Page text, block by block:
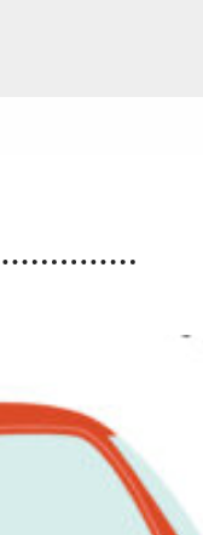
escapade à
Questembert
du jeudi 2 juillet au jeudi
compléter l’offre de
profiter de sorties et